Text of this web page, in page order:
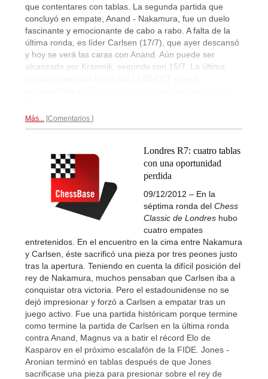
que contentares con tablas. La segunda partida que
concluyó en empate, Anand - Nakamura, fue un duelo
fascinante y emocionante de cabo a rabo. A falta de la
última ronda, es líder Carlsen (17/7), que ayer descansó
y hoy se verá las caras con Anand. Aún puede ser
alcanzado por Kramnik, segundo con 15/7. La última
Más... Comentarios
Londres R7: cuatro tablas
con una oportunidad
perdida
09/12/2012 – En la
séptima ronda del Chess
Classic de Londres hubo
cuatro empates
entretenidos. En el encuentro en la cima entre Nakamura
y Carlsen, éste sacrificó una pieza por tres peones justo
tras la apertura. Teniendo en cuenta la difícil posición del
rey de Nakamura, muchos pensaban que Carlsen iba a
conquistar otra victoria. Pero el estadounidense no se
dejó impresionar y forzó a Carlsen a empatar tras un
juego activo. Fue una partida históricam porque termine
como termine la partida de Carlsen en la última ronda
contra Anand, Magnus va a batir el récord Elo de
Kasparov en el próximo escalafón de la FIDE. Jones -
Aronian terminó en tablas después de que Jones
sacrificase una pieza para presionar sobre el rey de